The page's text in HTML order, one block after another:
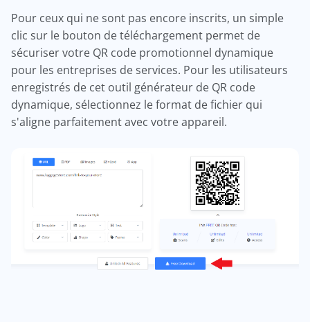
Pour ceux qui ne sont pas encore inscrits, un simple
clic sur le bouton de téléchargement permet de
sécuriser votre QR code promotionnel dynamique
pour les entreprises de services. Pour les utilisateurs
enregistrés de cet outil générateur de QR code
dynamique, sélectionnez le format de fichier qui
s'aligne parfaitement avec votre appareil.